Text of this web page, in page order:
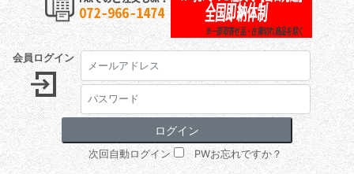
会員ログイン
次回自動ログイン PWお忘れですか？